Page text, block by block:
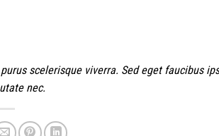
scelerisque viverra. Sed eget faucibus
nec.